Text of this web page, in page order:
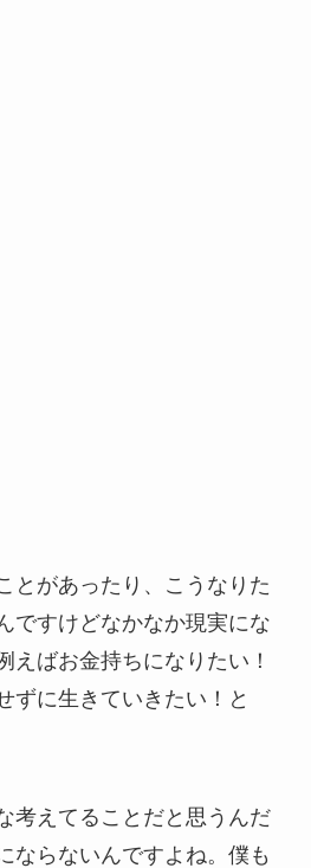
とがあったり、こうなりた
ですけどなかなか現実にな
えばお金持ちになりたい！
ずに生きていきたい！と
考えてることだと思うんだ
ならないんですよね。僕も